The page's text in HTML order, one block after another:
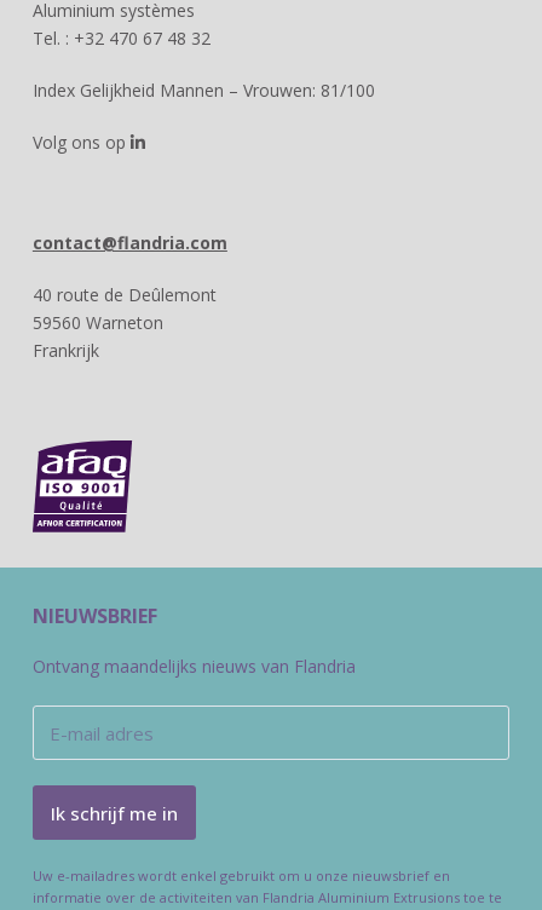
Aluminium systèmes
Tel. : +32 470 67 48 32
Index Gelijkheid Mannen – Vrouwen: 81/100
Volg ons op
contact@flandria.com
40 route de Deûlemont
59560 Warneton
Frankrijk
NIEUWSBRIEF
Ontvang maandelijks nieuws van Flandria
Uw e-mailadres wordt enkel gebruikt om u onze nieuwsbrief en
informatie over de activiteiten van Flandria Aluminium Extrusions toe te